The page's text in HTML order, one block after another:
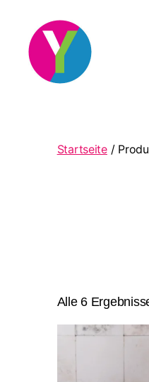
Startseite/
Alle 6